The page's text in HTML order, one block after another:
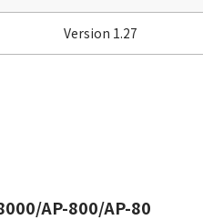
Version 1.27
AP-800/AP-80